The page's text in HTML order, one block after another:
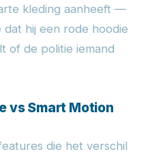
kleding aanheeft —
dat hij een rode hoodie
of de politie iemand
vs Smart Motion
die het verschil